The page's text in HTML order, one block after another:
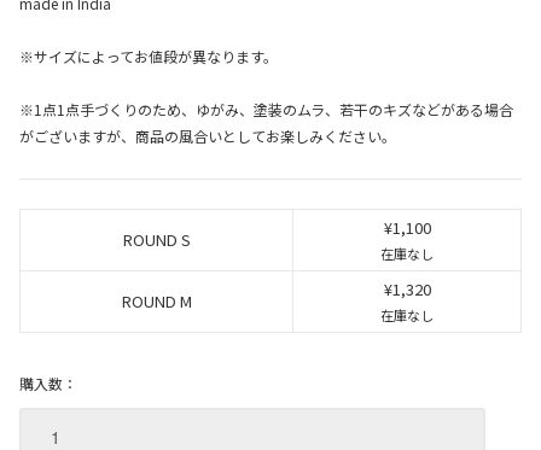
※サイズによってお値段が異なります。
※1点1点手づくりのため、ゆがみ、塗装のムラ、若干のキズなどがある場合
がございますが、商品の風合いとしてお楽しみください。
ROUND S
¥1,100
在庫なし
ROUND M
¥1,320
在庫なし
購入数：